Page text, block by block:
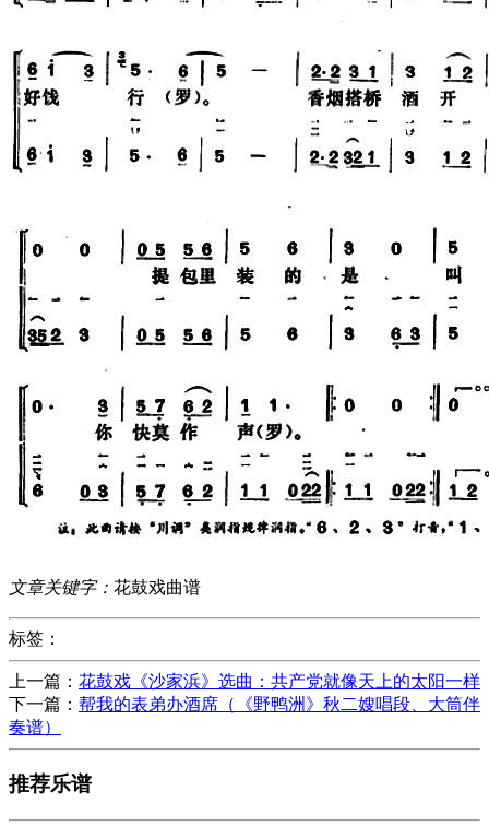
文章关键字： 花鼓戏曲谱
标签：
上一篇： 花鼓戏《沙家浜》选曲：共产党就像天上的太阳一样
下一篇： 帮我的表弟办酒席（《野鸭洲》秋二嫂唱段、大筒伴
奏谱）
推荐乐谱